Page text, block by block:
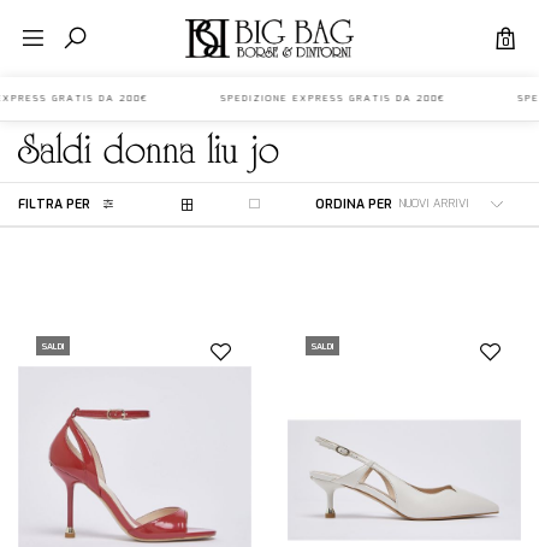
0
EXPRESS GRATIS DA 200€ SPEDIZIONE EXPRESS GRATIS DA 200€
saldi donnaliu jo
FILTRA PER ORDINA PER
SALDI SALDI